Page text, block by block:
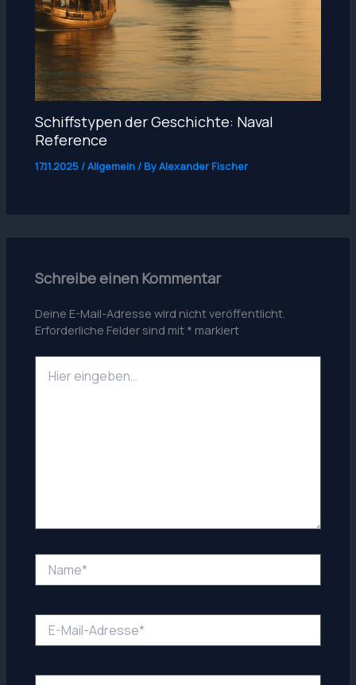
Schiffstypen der Geschichte: Naval
Reference
17.11.2025/Allgemein/ ByAlexander Fischer
Schreibe einen Kommentar
Deine E-Mail-Adresse wird nicht veröffentlicht.
Erforderliche Felder sind mit * markiert
eingeben…
Mail-